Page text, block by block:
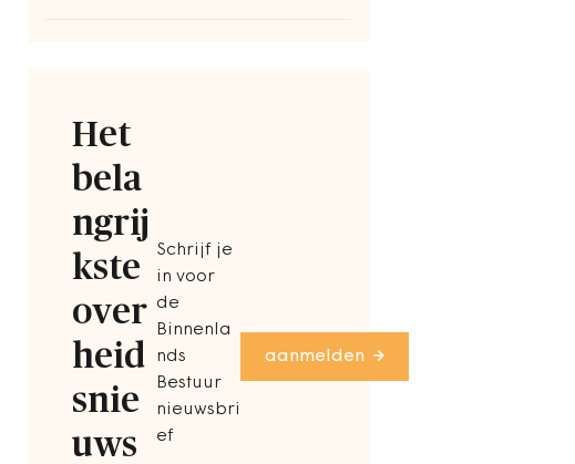
Het
bela
ngrij
kste
over
heid
snie
uws
Schrijf je
in voor
de
Binnenla
nds
Bestuur
nieuwsbri
ef
aanmelden